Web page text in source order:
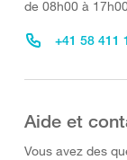
de 08h00 à
+41 58 411
Aide et
Vous avez des